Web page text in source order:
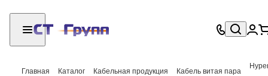
Главная Каталог Кабельная продукция Кабель витая пара